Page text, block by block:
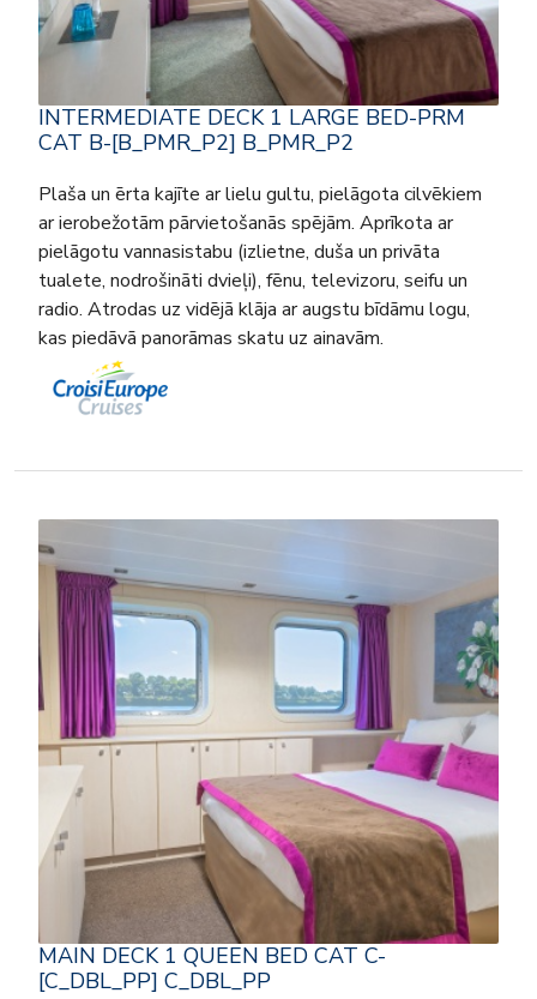
INTERMEDIATE DECK 1 LARGE BED-PRM
CAT B-[B_PMR_P2] B_PMR_P2
Plaša un ērta kajīte ar lielu gultu, pielāgota cilvēkiem
ar ierobežotām pārvietošanās spējām. Aprīkota ar
pielāgotu vannasistabu (izlietne, duša un privāta
tualete, nodrošināti dvieļi), fēnu, televizoru, seifu un
radio. Atrodas uz vidējā klāja ar augstu bīdāmu logu,
kas piedāvā panorāmas skatu uz ainavām.
MAIN DECK 1 QUEEN BED CAT C-
[C_DBL_PP] C_DBL_PP